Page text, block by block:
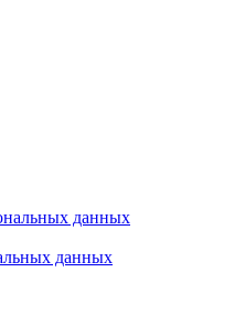
данных
данных